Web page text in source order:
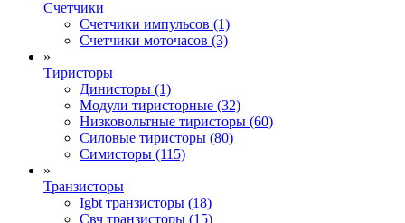
Счетчики
Счетчики импульсов (1)
Счетчики моточасов (3)
»
Тиристоры
Динисторы (1)
Модули тиристорные (32)
Низковольтные тиристоры (60)
Силовые тиристоры (80)
Симисторы (115)
»
Транзисторы
Igbt транзисторы (18)
Свч транзисторы (15)